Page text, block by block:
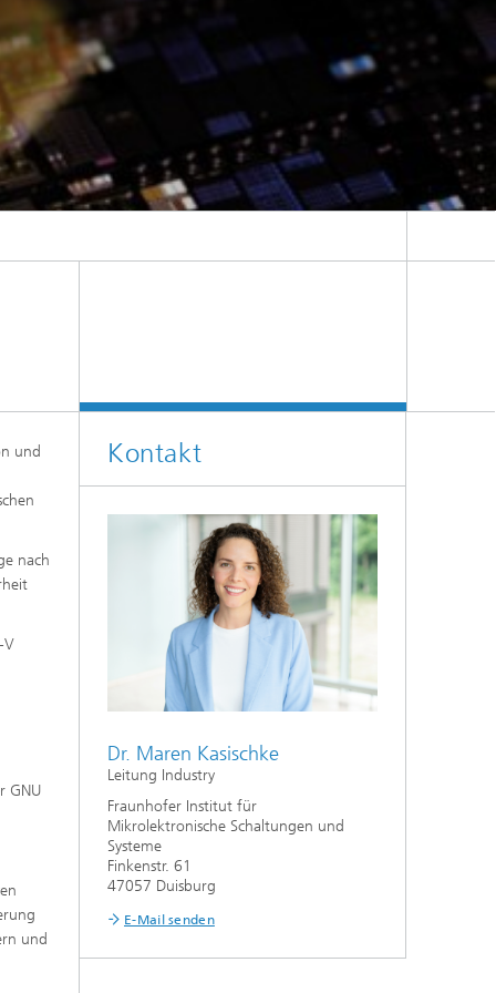
und
nach
V
GNU
und
Kontakt
Dr. Maren Kasischke
Leitung Industry
Fraunhofer Institut für
Mikrolektronische Schaltungen und
Systeme
Finkenstr. 61
47057 Duisburg
E-Mail senden